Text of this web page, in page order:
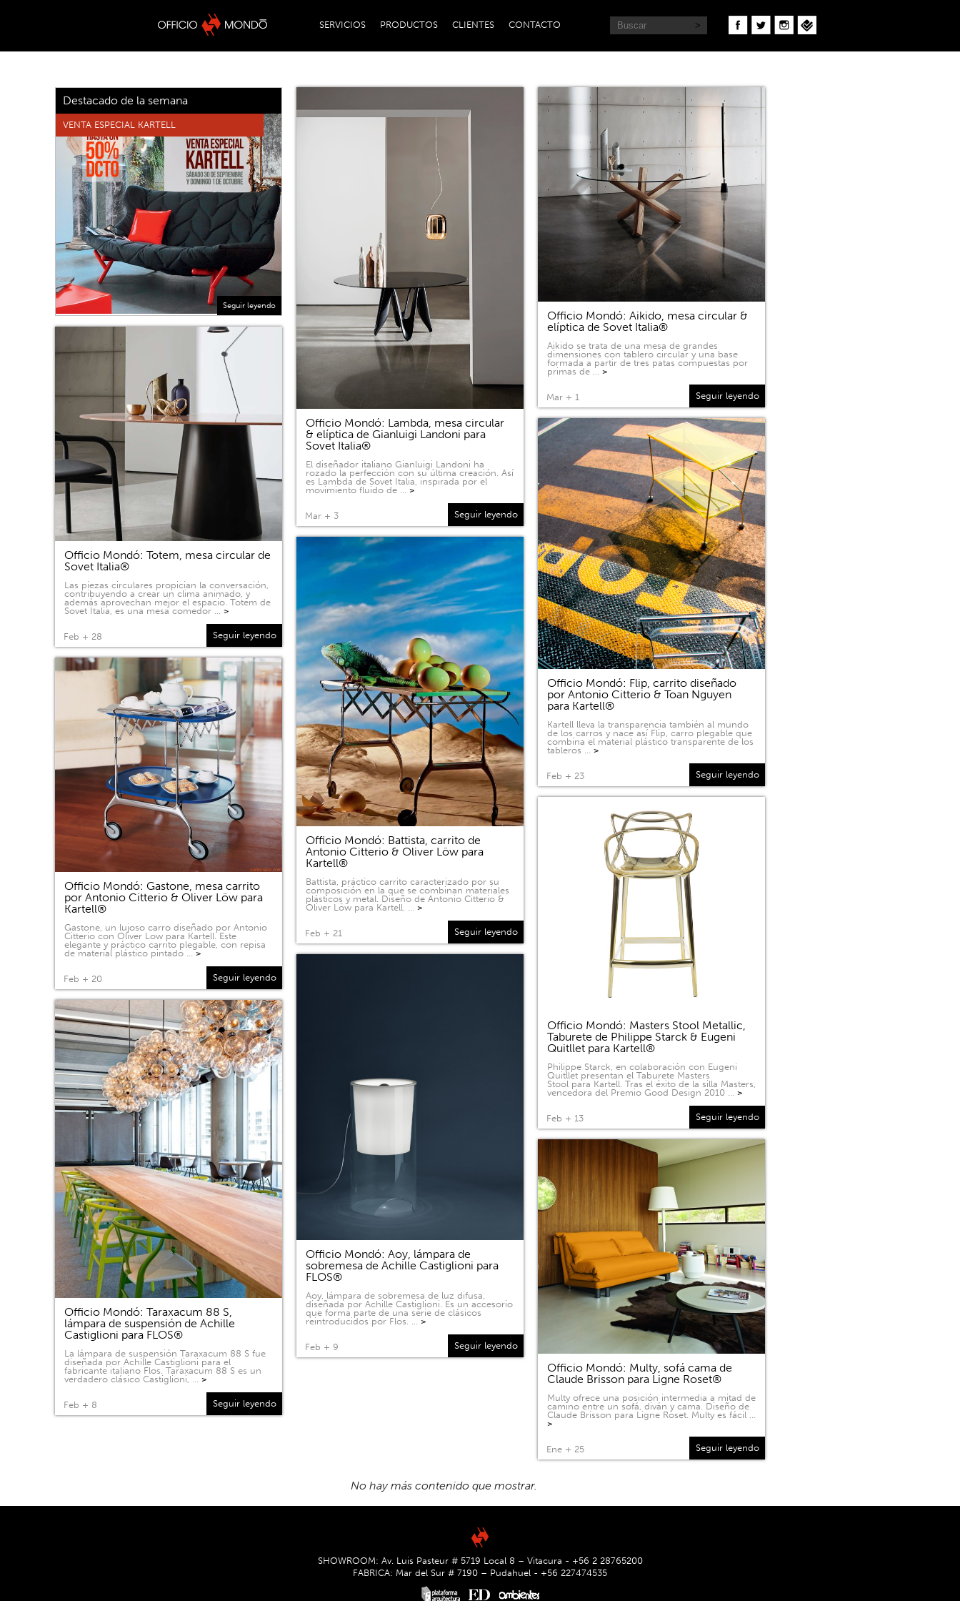
SERVICIOS PRODUCTOS CLIENTES CONTACTO
Destacado de la semana
VENTA ESPECIAL KARTELL
Seguir leyendo
Officio Mondó: Lambda, mesa circular
& elíptica de Gianluigi Landoni para
Sovet Italia®
El diseñador italiano Gianluigi Landoni ha
rozado la perfección con su última creación. Así
es Lambda de Sovet Italia, inspirada por el
movimiento fluido de … >
Mar + 3 Seguir leyendo
Officio Mondó: Aikido, mesa circular &
elíptica de Sovet Italia®
Aikido se trata de una mesa de grandes
dimensiones con tablero circular y una base
formada a partir de tres patas compuestas por
primas de … >
Mar + 1 Seguir leyendo
Officio Mondó: Totem, mesa circular de
Sovet Italia®
Las piezas circulares propician la conversación,
contribuyendo a crear un clima animado, y
además aprovechan mejor el espacio. Totem de
Sovet Italia, es una mesa comedor … >
Feb + 28 Seguir leyendo
Officio Mondó: Flip, carrito diseñado
por Antonio Citterio & Toan Nguyen
para Kartell®
Kartell lleva la transparencia también al mundo
de los carros y nace así Flip, carro plegable que
combina el material plástico transparente de los
tableros … >
Feb + 23 Seguir leyendo
Officio Mondó: Battista, carrito de
Antonio Citterio & Oliver Löw para
Kartell®
Battista, práctico carrito caracterizado por su
composición en la que se combinan materiales
plásticos y metal. Diseño de Antonio Citterio &
Oliver Löw para Kartell. … >
Feb + 21 Seguir leyendo
Officio Mondó: Gastone, mesa carrito
por Antonio Citterio & Oliver Löw para
Kartell®
Gastone, un lujoso carro diseñado por Antonio
Citterio con Oliver Low para Kartell. Este
elegante y práctico carrito plegable, con repisa
de material plástico pintado …>
Feb + 20 Seguir leyendo
Officio Mondó: Masters Stool Metallic,
Taburete de Philippe Starck & Eugeni
Quitllet para Kartell®
Philippe Starck, en colaboración con Eugeni
Quitllet presentan el Taburete Masters
Stool para Kartell. Tras el éxito de la silla Masters,
vencedora del Premio Good Design 2010 … >
Feb + 13 Seguir leyendo
Officio Mondó: Aoy, lámpara de
sobremesa de Achille Castiglioni para
FLOS®
Aoy, lámpara de sobremesa de luz difusa,
diseñada por Achille Castiglioni. Es un accesorio
que forma parte de una serie de clásicos
reintroducidos por Flos. … >
Feb + 9 Seguir leyendo
Officio Mondó: Taraxacum 88 S,
lámpara de suspensión de Achille
Castiglioni para FLOS®
La lámpara de suspensión Taraxacum 88 S fue
diseñada por Achille Castiglioni para el
fabricante italiano Flos. Taraxacum 88 S es un
verdadero clásico Castiglioni, … >
Feb + 8 Seguir leyendo
Officio Mondó: Multy, sofá cama de
Claude Brisson para Ligne Roset®
Multy ofrece una posición intermedia a mitad de
camino entre un sofá, diván y cama. Diseño de
Claude Brisson para Ligne Roset. Multy es fácil …
>
Ene + 25 Seguir leyendo
No hay más contenido que mostrar.
SHOWROOM: Av. Luis Pasteur # 5719 Local 8 – Vitacura - +56 2 28765200
FABRICA: Mar del Sur # 7190 – Pudahuel - +56 227474535